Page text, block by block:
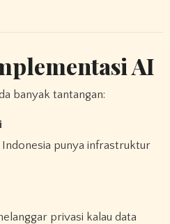
AI
banyak tantangan:
Indonesia punya infrastruktur
privasi kalau data